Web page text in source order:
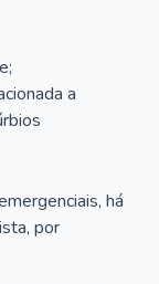
a
há
por